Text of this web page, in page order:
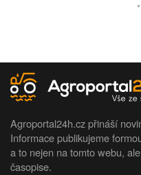
Agroportal24h.cz přináší
Informace publikujeme
a to nejen na tomto webu,
časopise.